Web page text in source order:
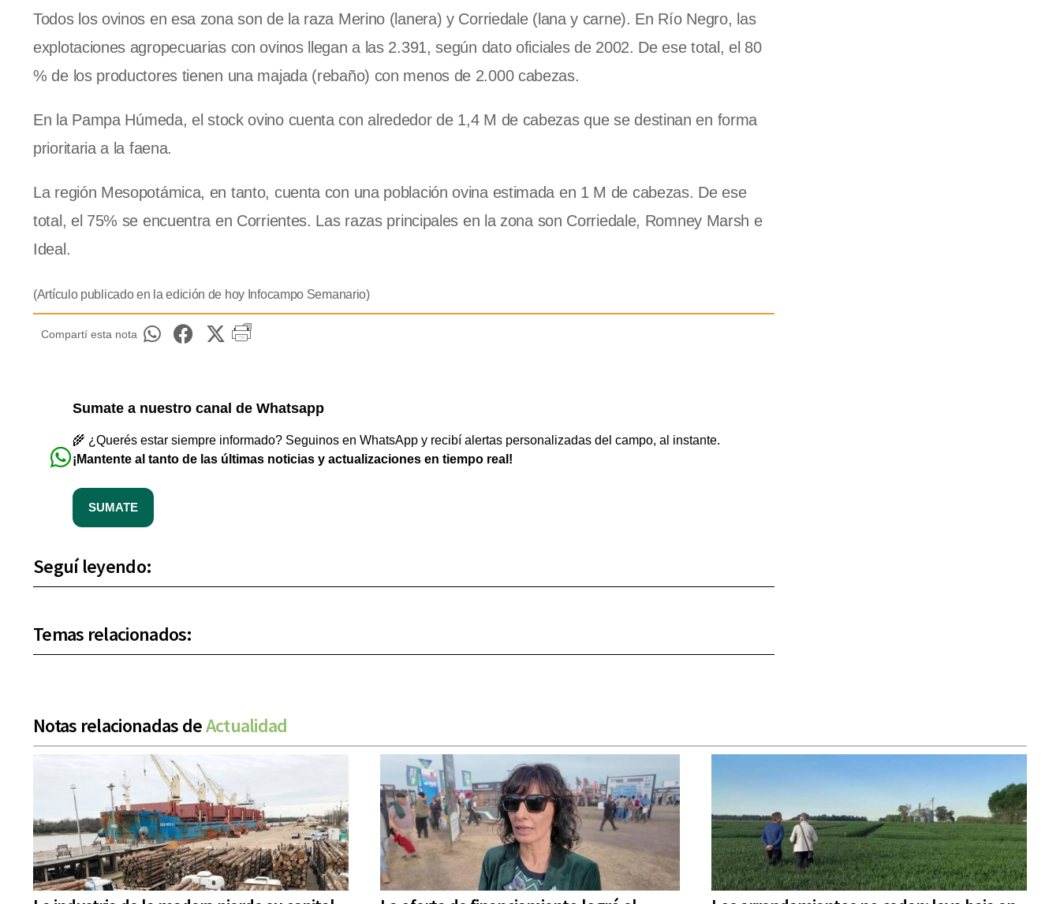
Todos los ovinos en esa zona son de la raza Merino (lanera) y Corriedale (lana y carne). En Río Negro, las
explotaciones agropecuarias con ovinos llegan a las 2.391, según dato oficiales de 2002. De ese total, el 80
% de los productores tienen una majada (rebaño) con menos de 2.000 cabezas.
En la Pampa Húmeda, el stock ovino cuenta con alrededor de 1,4 M de cabezas que se destinan en forma
prioritaria a la faena.
La región Mesopotámica, en tanto, cuenta con una población ovina estimada en 1 M de cabezas. De ese
total, el 75% se encuentra en Corrientes. Las razas principales en la zona son Corriedale, Romney Marsh e
Ideal.
(Artículo publicado en la edición de hoy Infocampo Semanario)
Compartí esta nota
Sumate a nuestro canal de Whatsapp
🌾 ¿Querés estar siempre informado? Seguinos en WhatsApp y recibí alertas personalizadas del campo, al instante.
¡Mantente al tanto de las últimas noticias y actualizaciones en tiempo real!
SUMATE
Seguí leyendo:
Temas relacionados:
Notas relacionadas deActualidad